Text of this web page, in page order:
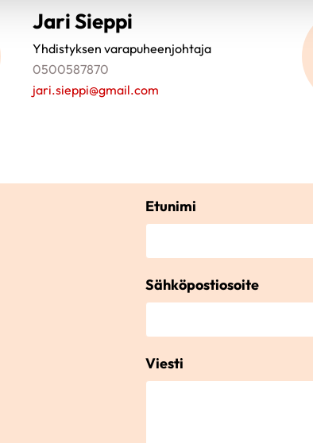
Jari Sieppi
Yhdistyksen varapuheenjohtaja
0500587870
jari.sieppi@gmail.com
Etunimi
Sähköpostiosoite
Viesti